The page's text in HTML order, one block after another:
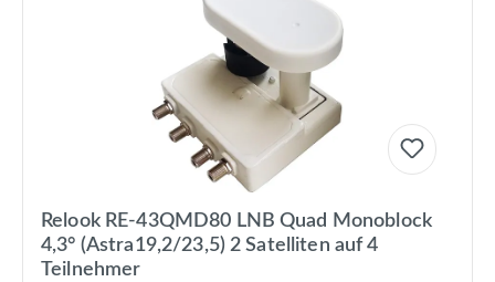
Relook RE-43QMD80 LNB Quad Monoblock
4,3° (Astra19,2/23,5) 2 Satelliten auf 4
Teilnehmer